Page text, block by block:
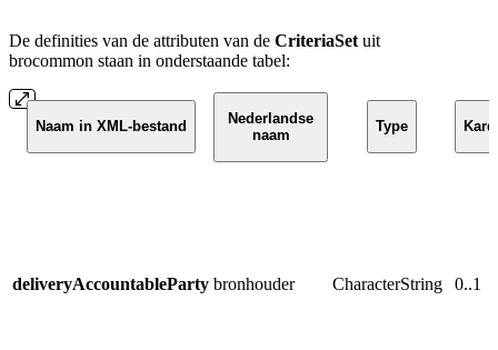
De definities van de attributen van de CriteriaSet uit
brocommon staan in onderstaande tabel:
Naam in XML-bestand
Nederlandse
naam
Type
deliveryAccountableParty bronhouder CharacterString 0..1